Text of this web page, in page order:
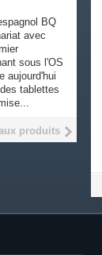
BQ
avec
sous l'OS
aujourd'hui
tablettes
produits